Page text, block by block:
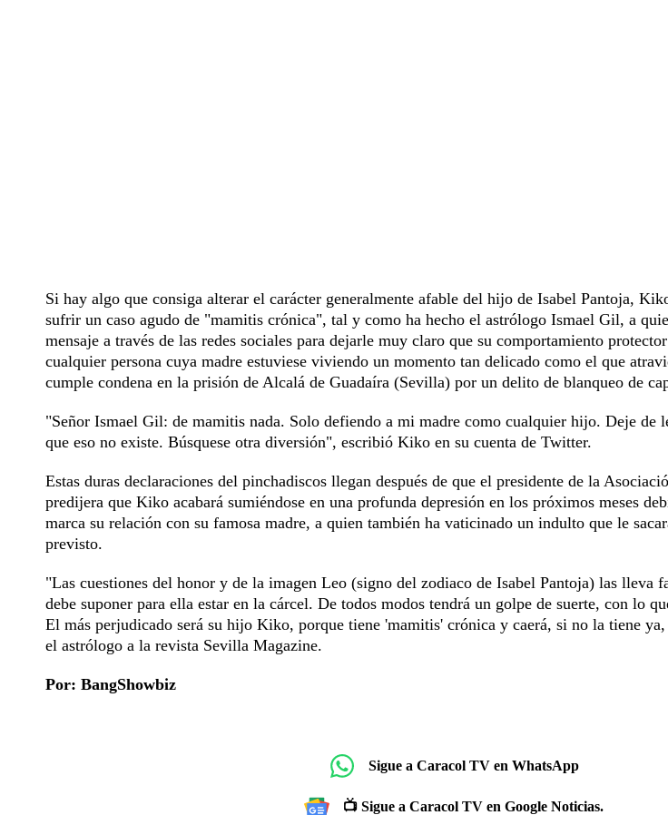
Si hay algo que consiga alterar el carácter generalmente afable del hijo de Isabel Pantoja,
sufrir un caso agudo de "mamitis crónica", tal y como ha hecho el astrólogo Ismael Gil, a
mensaje a través de las redes sociales para dejarle muy claro que su comportamiento
cualquier persona cuya madre estuviese viviendo un momento tan delicado como el que
cumple condena en la prisión de Alcalá de Guadaíra (Sevilla) por un delito de blanqueo de
"Señor Ismael Gil: de mamitis nada. Solo defiendo a mi madre como cualquier hijo. Deje de
que eso no existe. Búsquese otra diversión", escribió Kiko en su cuenta de Twitter.
Estas duras declaraciones del pinchadiscos llegan después de que el presidente de la
predijera que Kiko acabará sumiéndose en una profunda depresión en los próximos meses
marca su relación con su famosa madre, a quien también ha vaticinado un indulto que le
previsto.
"Las cuestiones del honor y de la imagen Leo (signo del zodiaco de Isabel Pantoja) las lleva
debe suponer para ella estar en la cárcel. De todos modos tendrá un golpe de suerte, con lo
El más perjudicado será su hijo Kiko, porque tiene 'mamitis' crónica y caerá, si no la tiene ya,
el astrólogo a la revista Sevilla Magazine.
Por: BangShowbiz
Sigue a Caracol TV en WhatsApp
📺 Sigue a Caracol TV en Google Noticias.